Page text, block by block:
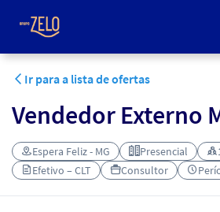
Ir para a lista de ofertas
Vendedor Externo
Espera Feliz - MG Presencial
Efetivo – CLT
Consultor